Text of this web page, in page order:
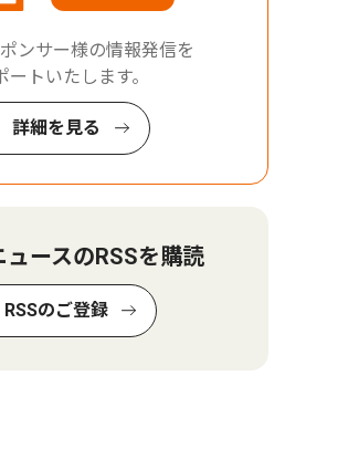
ンサー様の情報発信を
ートいたします。
詳細を見る
ュースのRSSを購読
RSSのご登録